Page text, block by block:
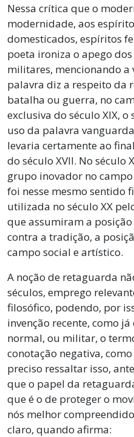
Nessa crítica que o
modernidade, aos
domesticados, espíritos
poeta ironiza o apego
militares, mencionando
palavra diz a respeito da
batalha ou guerra, no
exclusiva do século XIX,
uso da palavra
levaria certamente ao
do século XVII. No século
grupo inovador no
foi nesse mesmo sentido
utilizada no século XX
que assumiram a
contra a tradição, a
campo social e artístico.
A noção de retaguarda
séculos, emprego
filosófico, podendo, por
invenção recente, como
normal, ou militar, o
conotação negativa,
preciso ressaltar isso,
que o papel da
que é o de proteger o
nós melhor
claro, quando afirma: